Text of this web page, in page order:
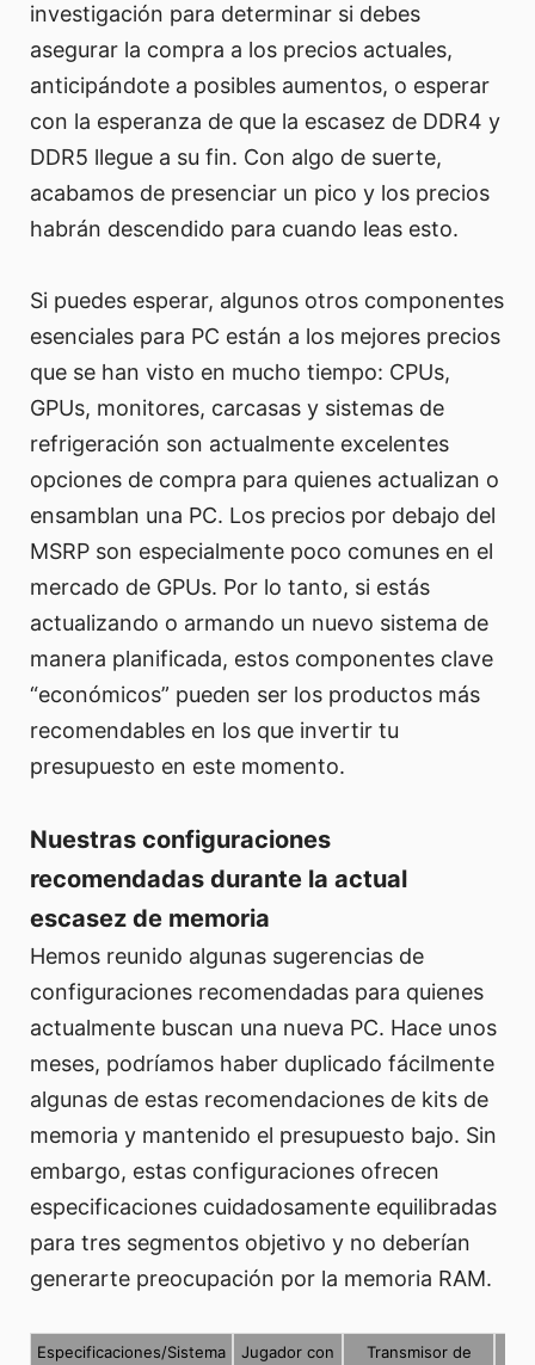
investigación para determinar si debes
asegurar la compra a los precios actuales,
anticipándote a posibles aumentos, o esperar
con la esperanza de que la escasez de DDR4 y
DDR5 llegue a su fin. Con algo de suerte,
acabamos de presenciar un pico y los precios
habrán descendido para cuando leas esto.
Si puedes esperar, algunos otros componentes
esenciales para PC están a los mejores precios
que se han visto en mucho tiempo: CPUs,
GPUs, monitores, carcasas y sistemas de
refrigeración son actualmente excelentes
opciones de compra para quienes actualizan o
ensamblan una PC. Los precios por debajo del
MSRP son especialmente poco comunes en el
mercado de GPUs. Por lo tanto, si estás
actualizando o armando un nuevo sistema de
manera planificada, estos componentes clave
“económicos” pueden ser los productos más
recomendables en los que invertir tu
presupuesto en este momento.
Nuestras configuraciones
recomendadas durante la actual
escasez de memoria
Hemos reunido algunas sugerencias de
configuraciones recomendadas para quienes
actualmente buscan una nueva PC. Hace unos
meses, podríamos haber duplicado fácilmente
algunas de estas recomendaciones de kits de
memoria y mantenido el presupuesto bajo. Sin
embargo, estas configuraciones ofrecen
especificaciones cuidadosamente equilibradas
para tres segmentos objetivo y no deberían
generarte preocupación por la memoria RAM.
Especificaciones/Sistema
Jugador con
Transmisor de